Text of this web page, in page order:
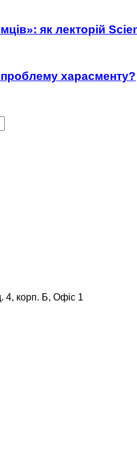
як лекторій
харасменту?
4, корп. Б, Офіс 1